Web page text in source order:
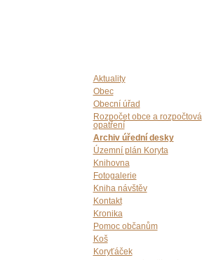
Aktuality
Obec
Obecní úřad
Rozpočet obce a rozpočtová
opatření
Archiv úřední desky
Územní plán Koryta
Knihovna
Fotogalerie
Kniha návštěv
Kontakt
Kronika
Pomoc občanům
Koš
Koryťáček